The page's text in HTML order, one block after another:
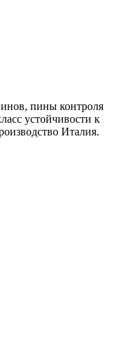
пины контроля
устойчивости к
Италия.